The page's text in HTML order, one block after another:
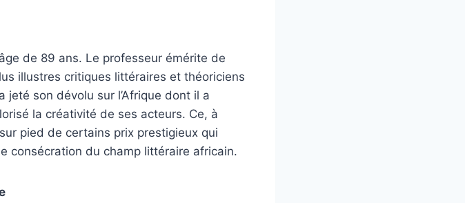
de 89 ans. Le professeur émérite de
illustres critiques littéraires et théoriciens
son dévolu sur l’Afrique dont il a
la créativité de ses acteurs. Ce, à
pied de certains prix prestigieux qui
consécration du champ littéraire africain.